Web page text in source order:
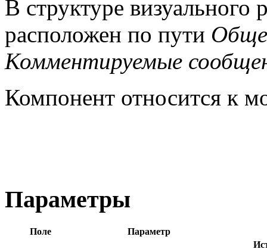
В структуре визуального
расположен по пути
Комментируемые
Компонент относится к
Параметры
Поле
Параметр